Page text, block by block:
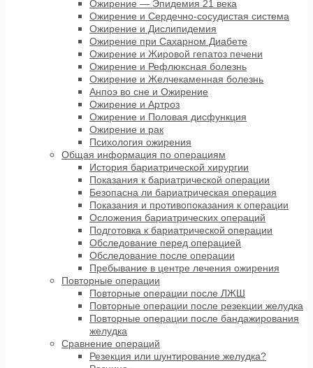
Ожирение — Эпидемия 21 века
Ожирение и Сердечно-сосудистая система
Ожирение и Дислипидемия
Ожирение при Сахарном Диабете
Ожирение и Жировой гепатоз печени
Ожирение и Рефлюксная болезнь
Ожирение и Желчекаменная болезнь
Анпоэ во сне и Ожирение
Ожирение и Артроз
Ожирение и Половая дисфункция
Ожирение и рак
Психология ожирения
Общая информация по операциям
История бариатрической хирургии
Показания к бариатрической операции
Безопасна ли бариатрическая операция
Показания и противопоказания к операции
Осложения бариатрических операций
Подготовка к бариатрической операции
Обследование перед операцией
Обследование после операции
Пребывание в центре лечения ожирения
Повторные операции
Повторные операции после ЛЖШ
Повторные операции после резекции желудка
Повторные операции после бандажирования
желудка
Сравнение операций
Резекция или шунтирование желудка?